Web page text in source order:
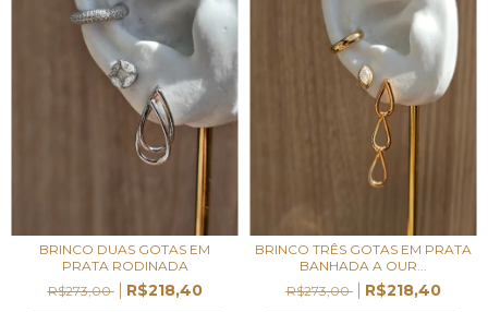
BRINCO DUAS GOTAS EM
PRATA RODINADA
R$273,00
R$218,40
BRINCO TRÊS GOTAS EM PRATA
BANHADA A OUR...
R$273,00
R$218,40